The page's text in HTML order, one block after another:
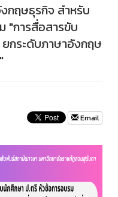
กฤษธุรกิจ สำหรับ
"การสื่อสารขับ
กระดับภาษาอังกฤษ
Email